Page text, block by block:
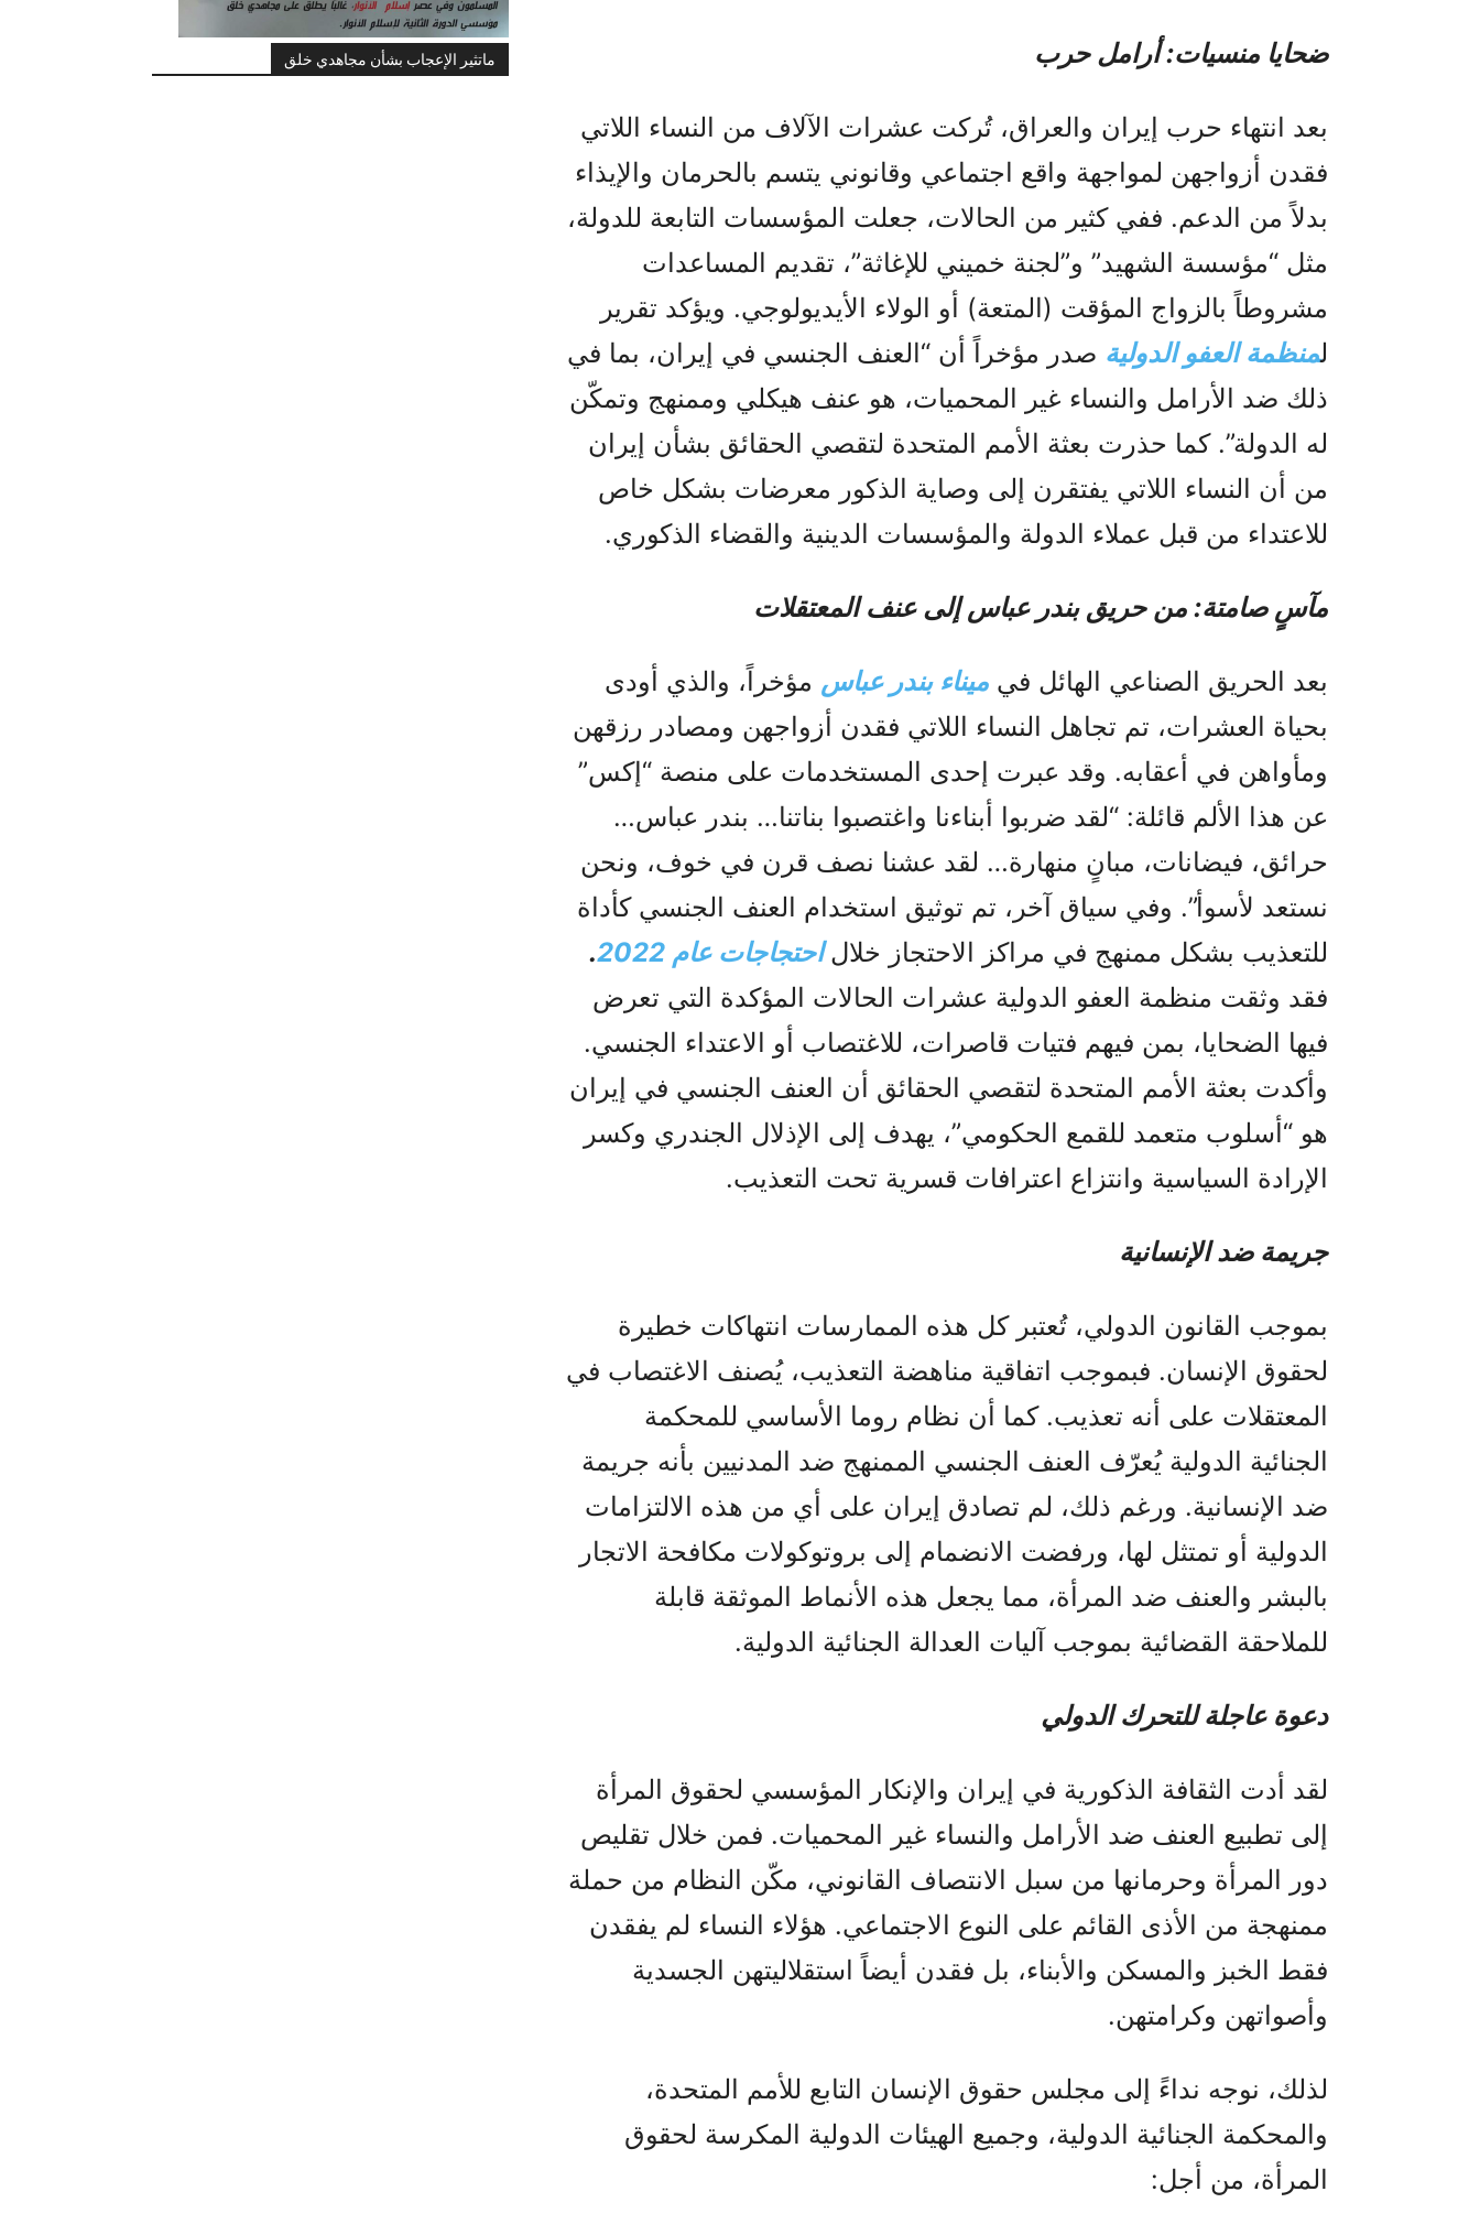
ماتثير الإعجاب بشأن مجاهدي خلق ضحايا منسيات: أرامل حرب
بعد انتهاء حرب إيران والعراق، تُركت عشرات الآلاف من النساء اللاتي
فقدن أزواجهن لمواجهة واقع اجتماعي وقانوني يتسم بالحرمان والإيذاء
بدلاً من الدعم. ففي كثير من الحالات، جعلت المؤسسات التابعة للدولة،
مثل “مؤسسة الشهيد” و”لجنة خميني للإغاثة”، تقديم المساعدات
مشروطاً بالزواج المؤقت (المتعة) أو الولاء الأيديولوجي. ويؤكد تقرير
لمنظمة العفو الدولية صدر مؤخراً أن “العنف الجنسي في إيران، بما في
ذلك ضد الأرامل والنساء غير المحميات، هو عنف هيكلي وممنهج وتمكّن
له الدولة”. كما حذرت بعثة الأمم المتحدة لتقصي الحقائق بشأن إيران
من أن النساء اللاتي يفتقرن إلى وصاية الذكور معرضات بشكل خاص
للاعتداء من قبل عملاء الدولة والمؤسسات الدينية والقضاء الذكوري.
مآسٍ صامتة: من حريق بندر عباس إلى عنف المعتقلات
بعد الحريق الصناعي الهائل في ميناء بندر عباس مؤخراً، والذي أودى
بحياة العشرات، تم تجاهل النساء اللاتي فقدن أزواجهن ومصادر رزقهن
ومأواهن في أعقابه. وقد عبرت إحدى المستخدمات على منصة “إكس”
عن هذا الألم قائلة: “لقد ضربوا أبناءنا واغتصبوا بناتنا… بندر عباس…
حرائق، فيضانات، مبانٍ منهارة… لقد عشنا نصف قرن في خوف، ونحن
نستعد لأسوأ”. وفي سياق آخر، تم توثيق استخدام العنف الجنسي كأداة
للتعذيب بشكل ممنهج في مراكز الاحتجاز خلالاحتجاجات عام 2022
.
فقد وثقت منظمة العفو الدولية عشرات الحالات المؤكدة التي تعرض
فيها الضحايا، بمن فيهم فتيات قاصرات، للاغتصاب أو الاعتداء الجنسي.
وأكدت بعثة الأمم المتحدة لتقصي الحقائق أن العنف الجنسي في إيران
هو “أسلوب متعمد للقمع الحكومي”، يهدف إلى الإذلال الجندري وكسر
الإرادة السياسية وانتزاع اعترافات قسرية تحت التعذيب.
جريمة ضد الإنسانية
بموجب القانون الدولي، تُعتبر كل هذه الممارسات انتهاكات خطيرة
لحقوق الإنسان. فبموجب اتفاقية مناهضة التعذيب، يُصنف الاغتصاب في
المعتقلات على أنه تعذيب. كما أن نظام روما الأساسي للمحكمة
الجنائية الدولية يُعرّف العنف الجنسي الممنهج ضد المدنيين بأنه جريمة
ضد الإنسانية. ورغم ذلك، لم تصادق إيران على أي من هذه الالتزامات
الدولية أو تمتثل لها، ورفضت الانضمام إلى بروتوكولات مكافحة الاتجار
بالبشر والعنف ضد المرأة، مما يجعل هذه الأنماط الموثقة قابلة
للملاحقة القضائية بموجب آليات العدالة الجنائية الدولية.
دعوة عاجلة للتحرك الدولي
لقد أدت الثقافة الذكورية في إيران والإنكار المؤسسي لحقوق المرأة
إلى تطبيع العنف ضد الأرامل والنساء غير المحميات. فمن خلال تقليص
دور المرأة وحرمانها من سبل الانتصاف القانوني، مكّن النظام من حملة
ممنهجة من الأذى القائم على النوع الاجتماعي. هؤلاء النساء لم يفقدن
فقط الخبز والمسكن والأبناء، بل فقدن أيضاً استقلاليتهن الجسدية
وأصواتهن وكرامتهن.
لذلك، نوجه نداءً إلى مجلس حقوق الإنسان التابع للأمم المتحدة،
والمحكمة الجنائية الدولية، وجميع الهيئات الدولية المكرسة لحقوق
المرأة، من أجل: